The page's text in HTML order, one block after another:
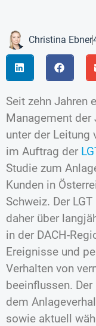
Christina Ebner
Seit zehn Jahren
Management der
unter der Leitung
im Auftrag der
Studie zum
Kunden in
Schweiz. Der
daher über
in der DACH-
Ereignisse und
Verhalten von
beeinflussen.
dem
sowie aktuell